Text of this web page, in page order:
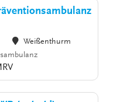
Weißenthurm